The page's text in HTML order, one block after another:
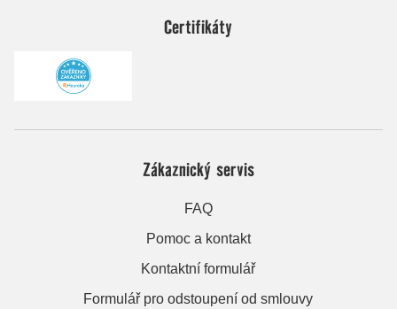
Certifikáty
Zákaznický servis
FAQ
Pomoc a kontakt
Kontaktní formulář
Formulář pro odstoupení od smlouvy